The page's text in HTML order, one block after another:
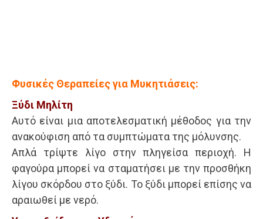
Φυσικές Θεραπείες για Μυκητιάσεις:
Ξύδι Μηλίτη
Αυτό είναι μια αποτελεσματική μέθοδος για την
ανακούφιση από τα συμπτώματα της μόλυνσης.
Απλά τρίψτε λίγο στην πληγείσα περιοχή. Η
φαγούρα μπορεί να σταματήσει με την προσθήκη
λίγου σκόρδου στο ξύδι. Το ξύδι μπορεί επίσης να
αραιωθεί με νερό.